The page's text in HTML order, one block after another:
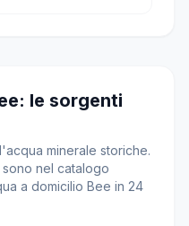
le sorgenti
minerale storiche.
nel catalogo
a domicilio Bee in 24